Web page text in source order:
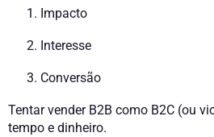
Impacto
Interesse
Conversão
Tentar vender B2B como B2C (ou
tempo e dinheiro.